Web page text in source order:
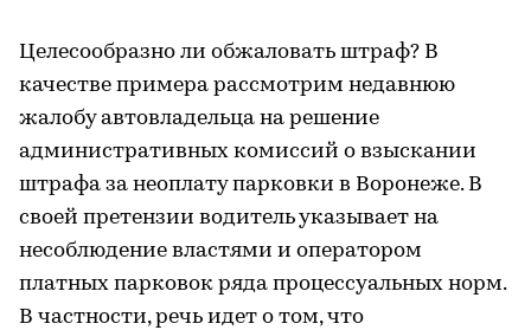
Целесообразно ли обжаловать штраф? В
качестве примера рассмотрим недавнюю
жалобу автовладельца на решение
административных комиссий о взыскании
штрафа за неоплату парковки в Воронеже. В
своей претензии водитель указывает на
несоблюдение властями и оператором
платных парковок ряда процессуальных норм.
В частности, речь идет о том, что